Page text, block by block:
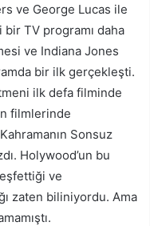
ve George Lucas ile
bir TV programı daha
ve Indiana Jones
bir ilk gerçekleşti.
ilk defa filminde
filmlerinde
Sonsuz
Holywood’un bu
ve
zaten biliniyordu. Ama